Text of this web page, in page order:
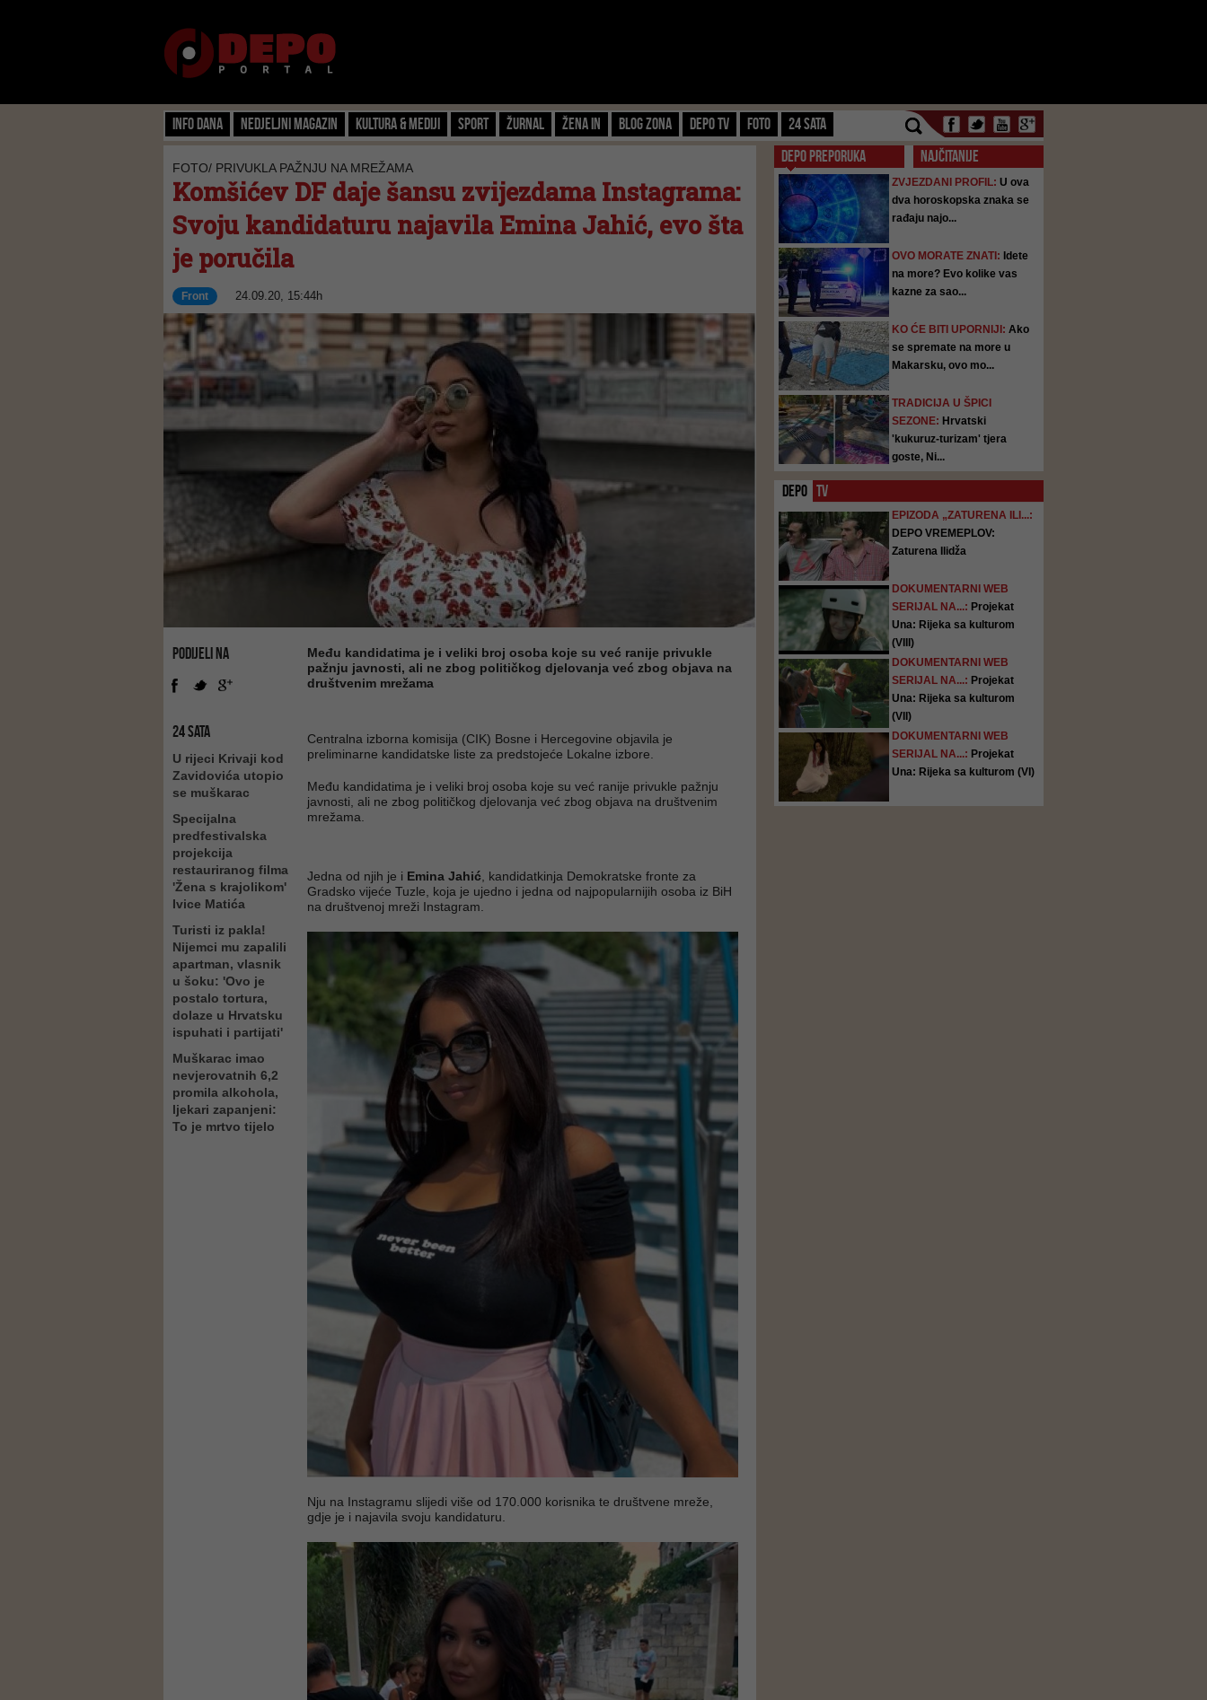
Info dana Nedjeljni magazin Kultura & Mediji Sport Žurnal Žena IN Blog zona Depo TV FOTO 24 SATA
FOTO/ PRIVUKLA PAŽNJU NA MREŽAMA
Komšićev DF daje šansu zvijezdama Instagrama:
Svoju kandidaturu najavila Emina Jahić, evo šta
je poručila
Front 24.09.20, 15:44h
PODIJELI NA
24 SATA
U rijeci Krivaji kod
Zavidovića utopio
se muškarac
Specijalna
predfestivalska
projekcija
restauriranog filma
'Žena s krajolikom'
Ivice Matića
Turisti iz pakla!
Nijemci mu zapalili
apartman, vlasnik
u šoku: 'Ovo je
postalo tortura,
dolaze u Hrvatsku
ispuhati i partijati'
Muškarac imao
nevjerovatnih 6,2
promila alkohola,
ljekari zapanjeni:
To je mrtvo tijelo
Među kandidatima je i veliki broj osoba koje su već ranije privukle
pažnju javnosti, ali ne zbog političkog djelovanja već zbog objava na
društvenim mrežama
Centralna izborna komisija (CIK) Bosne i Hercegovine objavila je
preliminarne kandidatske liste za predstojeće Lokalne izbore.
Među kandidatima je i veliki broj osoba koje su već ranije privukle pažnju
javnosti, ali ne zbog političkog djelovanja već zbog objava na društvenim
mrežama.
Jedna od njih je i Emina Jahić , kandidatkinja Demokratske fronte za
Gradsko vijeće Tuzle, koja je ujedno i jedna od najpopularnijih osoba iz BiH
na društvenoj mreži Instagram.
Nju na Instagramu slijedi više od 170.000 korisnika te društvene mreže,
gdje je i najavila svoju kandidaturu.
DEPO PREPORUKA NAJČITANIJE
ZVJEZDANI PROFIL: U ova
dva horoskopska znaka se
rađaju najo...
OVO MORATE ZNATI: Idete
na more? Evo kolike vas
kazne za sao...
KO ĆE BITI UPORNIJI: Ako
se spremate na more u
Makarsku, ovo mo...
TRADICIJA U ŠPICI
SEZONE: Hrvatski
'kukuruz-turizam' tjera
goste, Ni...
DEPO TV
EPIZODA „ZATURENA ILI...:
DEPO VREMEPLOV:
Zaturena Ilidža
DOKUMENTARNI WEB
SERIJAL NA...: Projekat
Una: Rijeka sa kulturom
(VIII)
DOKUMENTARNI WEB
SERIJAL NA...: Projekat
Una: Rijeka sa kulturom
(VII)
DOKUMENTARNI WEB
SERIJAL NA...: Projekat
Una: Rijeka sa kulturom (VI)